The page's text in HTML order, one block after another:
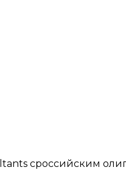
сроссийским